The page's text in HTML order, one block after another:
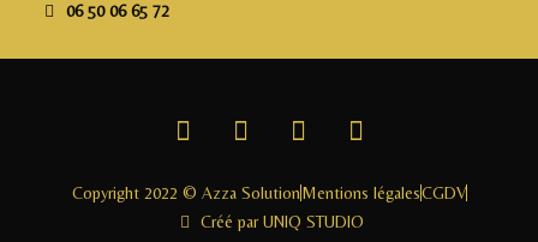
06 50 06 65 72
Copyright 2022 © Azza SolutionMentions légalesCGDV
Créé par UNIQ STUDIO